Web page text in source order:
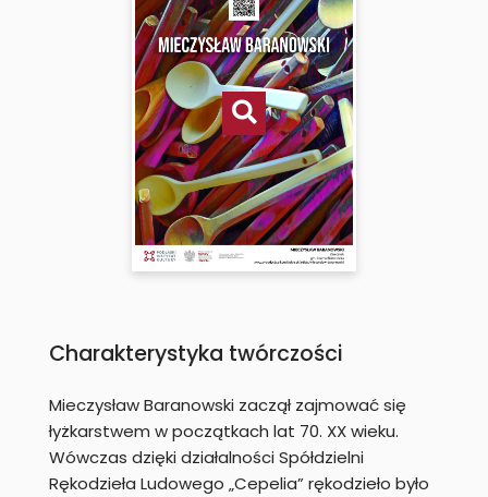
Charakterystyka twórczości
Mieczysław Baranowski zaczął zajmować się
łyżkarstwem w początkach lat 70. XX wieku.
Wówczas dzięki działalności Spółdzielni
Rękodzieła Ludowego „Cepelia” rękodzieło było